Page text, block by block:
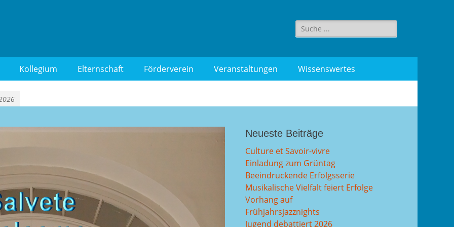
Suche
für:
Kollegium Elternschaft Förderverein Veranstaltungen Wissenswertes
Neueste Beiträge
Culture et Savoir-vivre
Einladung zum Grüntag
Beeindruckende Erfolgsserie
Musikalische Vielfalt feiert Erfolge
Vorhang auf
Frühjahrsjazznights
Jugend debattiert 2026